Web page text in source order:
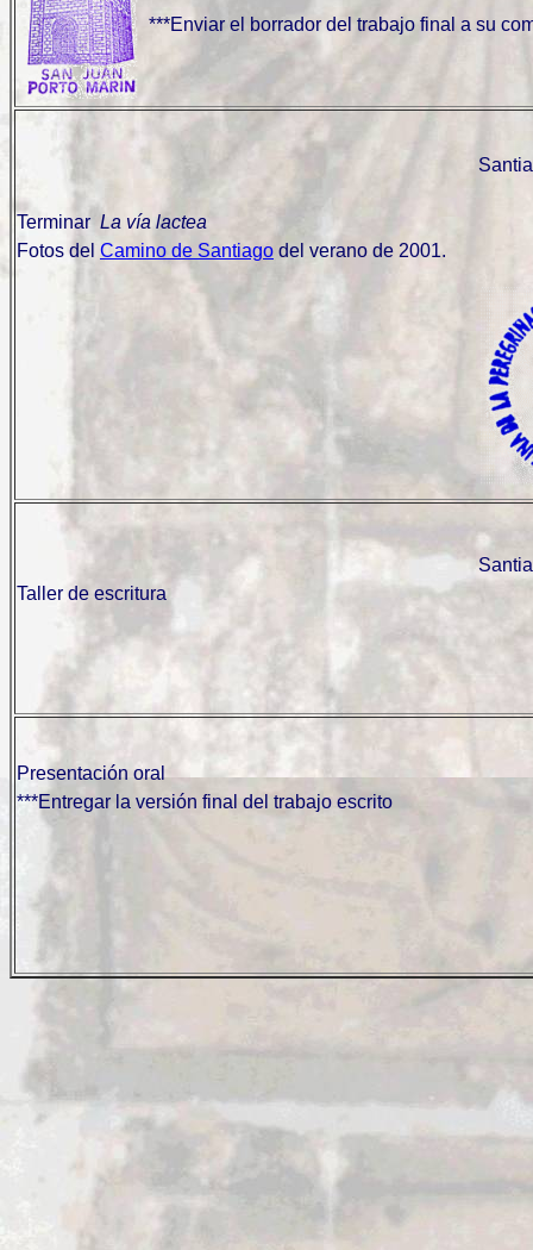
***Enviar el borrador del trabajo final a su
Terminar La vía lactea
Fotos del Camino de Santiago del verano de 2001.
Taller de escritura
Presentación oral
***Entregar la versión final del trabajo escrito